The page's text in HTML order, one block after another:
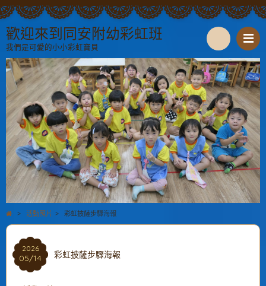
歡迎來到同安附幼彩虹班
我們是可愛的小小彩虹寶貝
S
e
a
r
c
h
> 活動照片 > 彩虹披薩步驟海報
2026
05/14 彩虹披薩步驟海報